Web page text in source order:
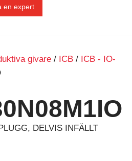
en expert
givare / ICB / ICB - IO-
DELVIS INFÄLLT